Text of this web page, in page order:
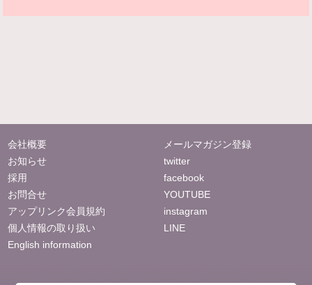
会社概要
お知らせ
採用
お問合せ
アップリンク会員規約
個人情報の取り扱い
English information
メールマガジン登録
twitter
facebook
YOUTUBE
instagram
LINE